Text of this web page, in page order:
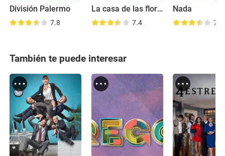
División Palermo
7.8
La casa de las flores
7.4
Nada
7.4
También te puede interesar